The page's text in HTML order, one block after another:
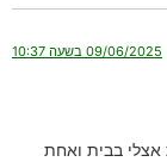
09/06/2025 בשעה 10:37
אצלי בבית ואחת